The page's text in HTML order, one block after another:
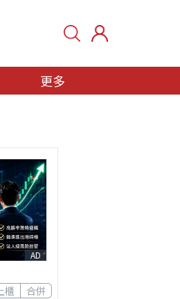
更多
AD
櫃 合併